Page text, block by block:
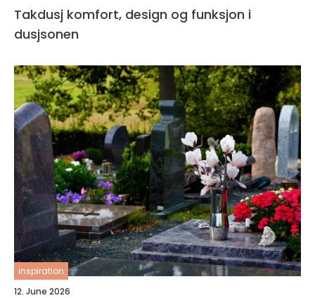
Takdusj komfort, design og funksjon i
dusjsonen
inspiration
12. June 2026